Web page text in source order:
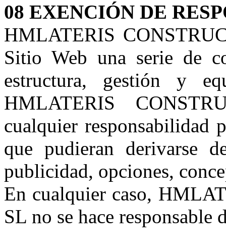
08 EXENCIÓN DE
HMLATERIS
Sitio Web una serie de
estructura, gestión y
HMLATERIS
cualquier responsabilidad
que pudieran derivarse
publicidad, opciones,
En cualquier caso,
SL no se hace responsable